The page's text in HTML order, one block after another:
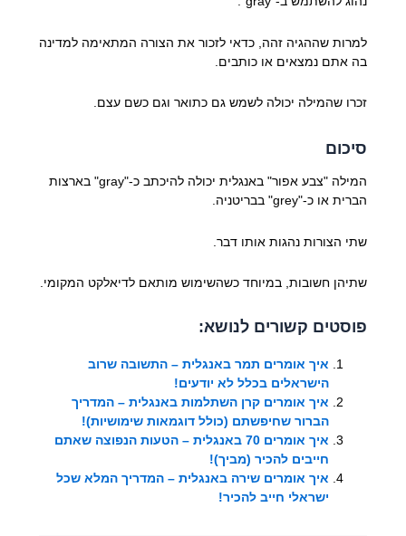
למרות שההגיה זהה, כדאי לזכור את הצורה המתאימה למדינה
בה אתם נמצאים או כותבים.
זכרו שהמילה יכולה לשמש גם כתואר וגם כשם עצם.
סיכום
המילה "צבע אפור" באנגלית יכולה להיכתב כ-"gray" בארצות
הברית או כ-"grey" בבריטניה.
שתי הצורות נהגות אותו דבר.
שתיהן חשובות, במיוחד כשהשימוש מותאם לדיאלקט המקומי.
פוסטים קשורים לנושא:
איך אומרים תמר באנגלית – התשובה שרוב
הישראלים בכלל לא יודעים!
איך אומרים קרן השתלמות באנגלית – המדריך
הברור שחיפשתם (כולל דוגמאות שימושיות)!
איך אומרים 70 באנגלית – הטעות הנפוצה שאתם
חייבים להכיר (מביך)!
איך אומרים שירה באנגלית – המדריך המלא שכל
ישראלי חייב להכיר!